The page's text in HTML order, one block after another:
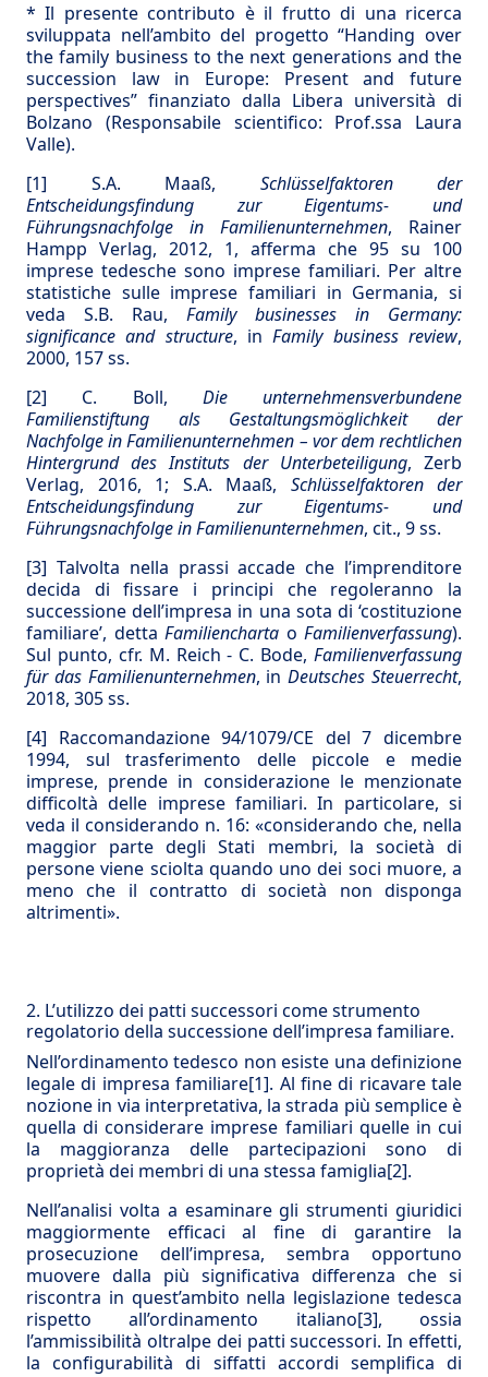
* Il presente contributo è il frutto di una ricerca
sviluppata nell’ambito del progetto “Handing over
the family business to the next generations and the
succession law in Europe: Present and future
perspectives” finanziato dalla Libera università di
Bolzano (Responsabile scientifico: Prof.ssa Laura
Valle).
[1] S.A. Maaß, Schlüsselfaktoren der
Entscheidungsfindung zur Eigentums- und
Führungsnachfolge in Familienunternehmen, Rainer
Hampp Verlag, 2012, 1, afferma che 95 su 100
imprese tedesche sono imprese familiari. Per altre
statistiche sulle imprese familiari in Germania, si
veda S.B. Rau, Family businesses in Germany:
significance and structure, inFamily business review,
2000, 157 ss.
[2] C. Boll, Die unternehmensverbundene
Familienstiftung als Gestaltungsmöglichkeit der
Nachfolge in Familienunternehmen – vor dem rechtlichen
Hintergrund des Instituts der Unterbeteiligung, Zerb
Verlag, 2016, 1; S.A. Maaß, Schlüsselfaktoren der
Entscheidungsfindung zur Eigentums- und
Führungsnachfolge in Familienunternehmen, cit., 9 ss.
[3] Talvolta nella prassi accade che l’imprenditore
decida di fissare i principi che regoleranno la
successione dell’impresa in una sota di ‘costituzione
familiare’, detta Familiencharta o Familienverfassung).
Sul punto, cfr. M. Reich - C. Bode, Familienverfassung
für das Familienunternehmen, inDeutsches Steuerrecht,
2018, 305 ss.
[4] Raccomandazione 94/1079/CE del 7 dicembre
1994, sul trasferimento delle piccole e medie
imprese, prende in considerazione le menzionate
difficoltà delle imprese familiari. In particolare, si
veda il considerando n. 16: «considerando che, nella
maggior parte degli Stati membri, la società di
persone viene sciolta quando uno dei soci muore, a
meno che il contratto di società non disponga
altrimenti».
2. L’utilizzo dei patti successori come strumento
regolatorio della successione dell’impresa familiare.
Nell’ordinamento tedesco non esiste una definizione
legale di impresa familiare[1]. Al fine di ricavare tale
nozione in via interpretativa, la strada più semplice è
quella di considerare imprese familiari quelle in cui
la maggioranza delle partecipazioni sono di
proprietà dei membri di una stessa famiglia[2].
Nell’analisi volta a esaminare gli strumenti giuridici
maggiormente efficaci al fine di garantire la
prosecuzione dell’impresa, sembra opportuno
muovere dalla più significativa differenza che si
riscontra in quest’ambito nella legislazione tedesca
rispetto all’ordinamento italiano[3], ossia
l’ammissibilità oltralpe dei patti successori. In effetti,
la configurabilità di siffatti accordi semplifica di